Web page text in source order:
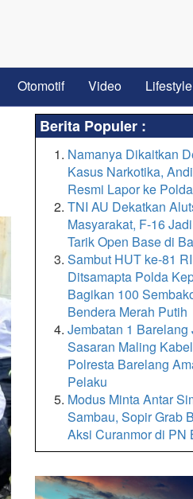
Otomotif Video Lifestyle
Berita Populer :
Namanya Dikaitkan
Kasus Narkotika,
Resmi Lapor ke
TNI AU Dekatkan
Masyarakat, F-16
Tarik Open Base di
Sambut HUT ke-81
Ditsamapta Polda
Bagikan 100
Bendera Merah Putih
Jembatan 1 Barelang
Sasaran Maling
Polresta Barelang
Pelaku
Modus Minta Antar
Sambau, Sopir Grab
Aksi Curanmor di PN